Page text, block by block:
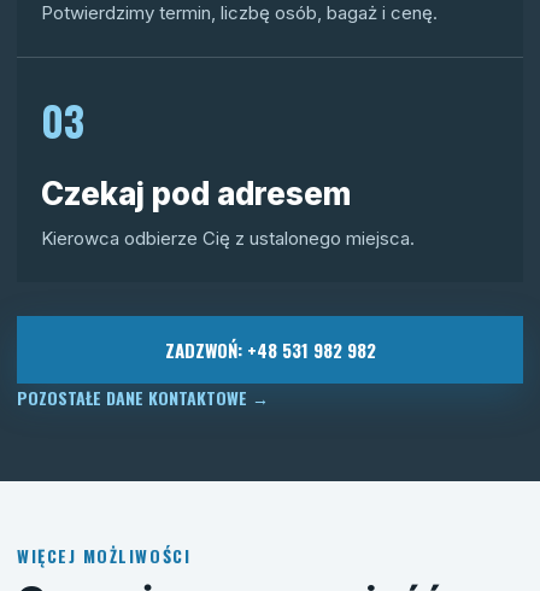
Potwierdzimy termin, liczbę osób, bagaż i cenę.
03
Czekaj pod adresem
Kierowca odbierze Cię z ustalonego miejsca.
ZADZWOŃ: +48 531 982 982
POZOSTAŁE DANE KONTAKTOWE →
WIĘCEJ MOŻLIWOŚCI